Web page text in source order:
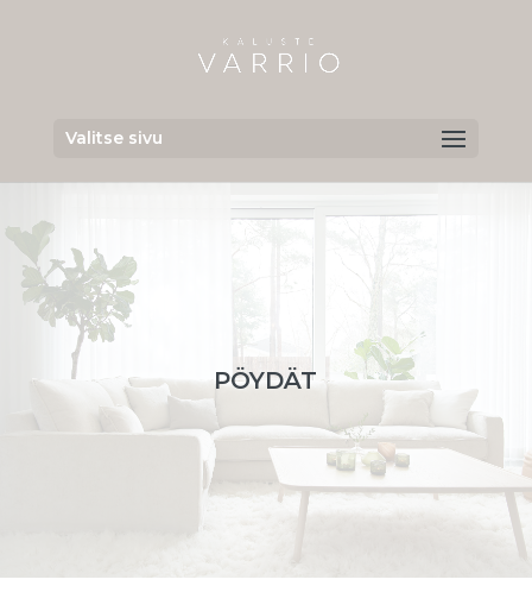
Valitse sivu
PÖYDÄT